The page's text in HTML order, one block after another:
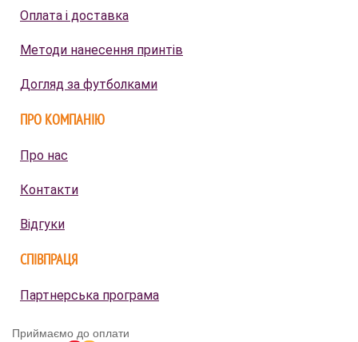
Оплата і доставка
Методи нанесення принтів
Догляд за футболками
ПРО КОМПАНІЮ
Про нас
Контакти
Відгуки
СПІВПРАЦЯ
Партнерська програма
Приймаємо до оплати